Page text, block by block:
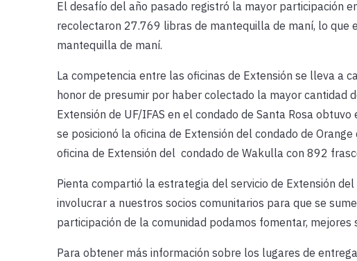
El desafío del año pasado registró la mayor participación
recolectaron 27.769 libras de mantequilla de maní, lo
mantequilla de maní.
La competencia entre las oficinas de Extensión se lleva a
honor de presumir por haber colectado la mayor cantidad
Extensión de UF/IFAS en el condado de Santa Rosa
se posicionó la oficina de Extensión del condado de
oficina de Extensión del condado de Wakulla con 892
Pienta compartió la estrategia del servicio de Extensión
involucrar a nuestros socios comunitarios para que se
participación de la comunidad podamos fomentar, mejores
Para obtener más información sobre los lugares de